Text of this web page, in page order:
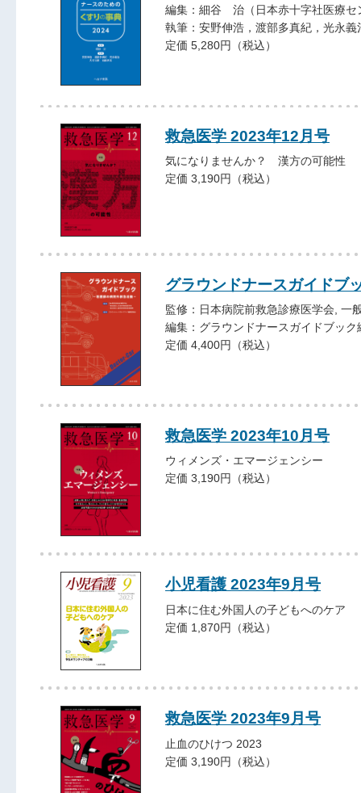
編集：細谷 治（日本赤十字社医療セ
執筆：安野伸浩，渡部多真紀，光永
定価 5,280円（税込）
救急医学 2023年12月号
気になりませんか？ 漢方の可能性
定価 3,190円（税込）
グラウンドナースガイドブ
監修：日本病院前救急診療医学会, 一
編集：グラウンドナースガイドブック
定価 4,400円（税込）
救急医学 2023年10月号
ウィメンズ・エマージェンシー
定価 3,190円（税込）
小児看護 2023年9月号
日本に住む外国人の子どもへのケア
定価 1,870円（税込）
救急医学 2023年9月号
止血のひけつ 2023
定価 3,190円（税込）